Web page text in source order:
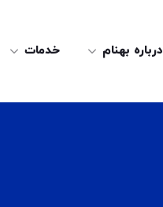
درباره بهنام خدمات